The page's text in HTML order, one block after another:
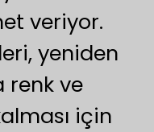
veriyor.
yeniden
renk ve
için